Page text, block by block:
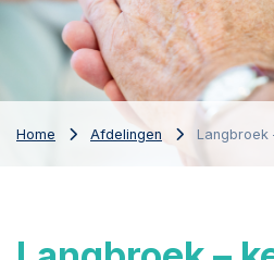
Home Afdelingen Langbroek